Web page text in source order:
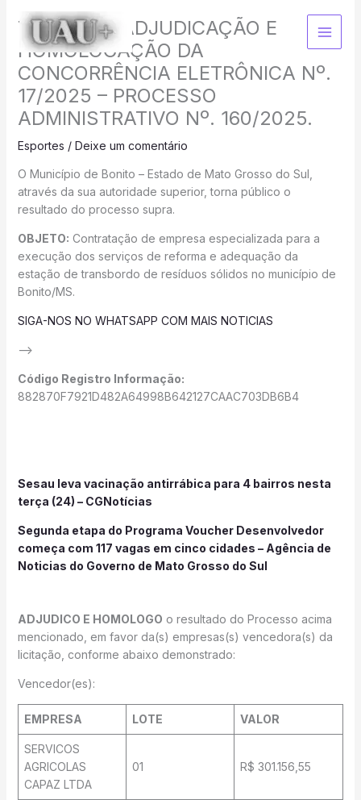
para
conteúdo
TERMO DE ADJUDICAÇÃO E
HOMOLOGAÇÃO DA
CONCORRÊNCIA ELETRÔNICA Nº.
17/2025 – PROCESSO
ADMINISTRATIVO Nº. 160/2025.
Esportes / Deixe um comentário
O Município de Bonito – Estado de Mato Grosso do Sul,
através da sua autoridade superior, torna público o
resultado do processo supra.
OBJETO: Contratação de empresa especializada para a
execução dos serviços de reforma e adequação da
estação de transbordo de resíduos sólidos no município de
Bonito/MS.
SIGA-NOS NO WHATSAPP COM MAIS NOTICIAS
–>
Código Registro Informação:
882870F7921D482A64998B642127CAAC703DB6B4
Sesau leva vacinação antirrábica para 4 bairros nesta
terça (24) – CGNotícias
Segunda etapa do Programa Voucher Desenvolvedor
começa com 117 vagas em cinco cidades – Agência de
Noticias do Governo de Mato Grosso do Sul
ADJUDICO E HOMOLOGO o resultado do Processo acima
mencionado, em favor da(s) empresas(s) vencedora(s) da
licitação, conforme abaixo demonstrado:
Vencedor(es):
EMPRESA LOTE VALOR
SERVICOS
AGRICOLAS
CAPAZ LTDA
01 R$ 301.156,55